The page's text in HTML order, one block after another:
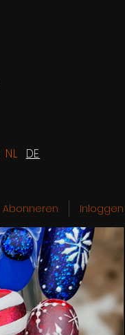
NL DE
Abonneren Inloggen